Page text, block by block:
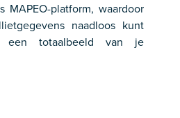
platform, waardoor
naadloos kunt
een totaalbeeld van je